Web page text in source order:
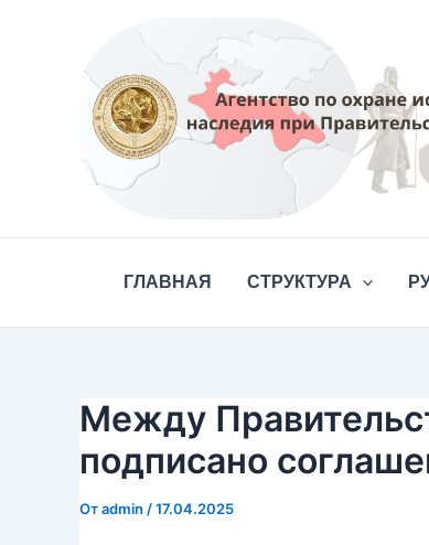
содержимому
ГЛАВНАЯ СТРУКТУРА
Между
подписано
Отadmin /17.04.2025
записям